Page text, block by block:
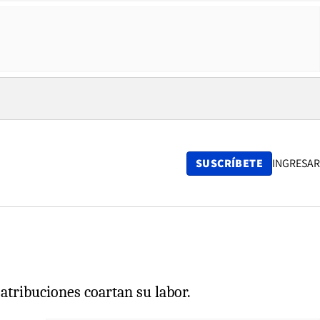
SUSCRÍBETE INGRESAR
coartan su labor.